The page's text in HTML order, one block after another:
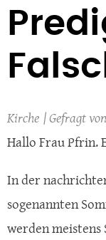
Kirche
Hallo Frau Pfrin.
In der
sogenannten
werden meistens